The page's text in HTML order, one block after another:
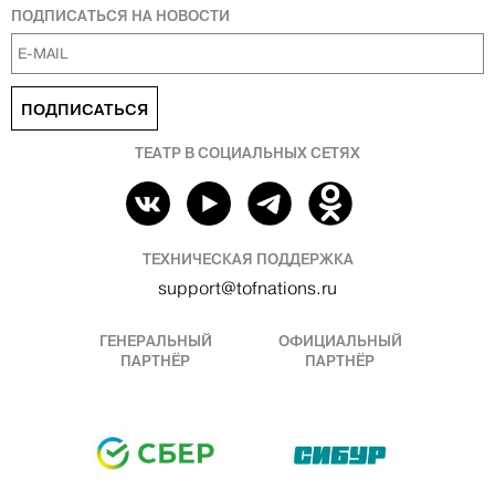
ПОДПИСАТЬСЯ НА НОВОСТИ
ПОДПИСАТЬСЯ
ТЕАТР В СОЦИАЛЬНЫХ СЕТЯХ
ТЕХНИЧЕСКАЯ ПОДДЕРЖКА
support@tofnations.ru
ГЕНЕРАЛЬНЫЙ
ПАРТНЁР
ОФИЦИАЛЬНЫЙ
ПАРТНЁР